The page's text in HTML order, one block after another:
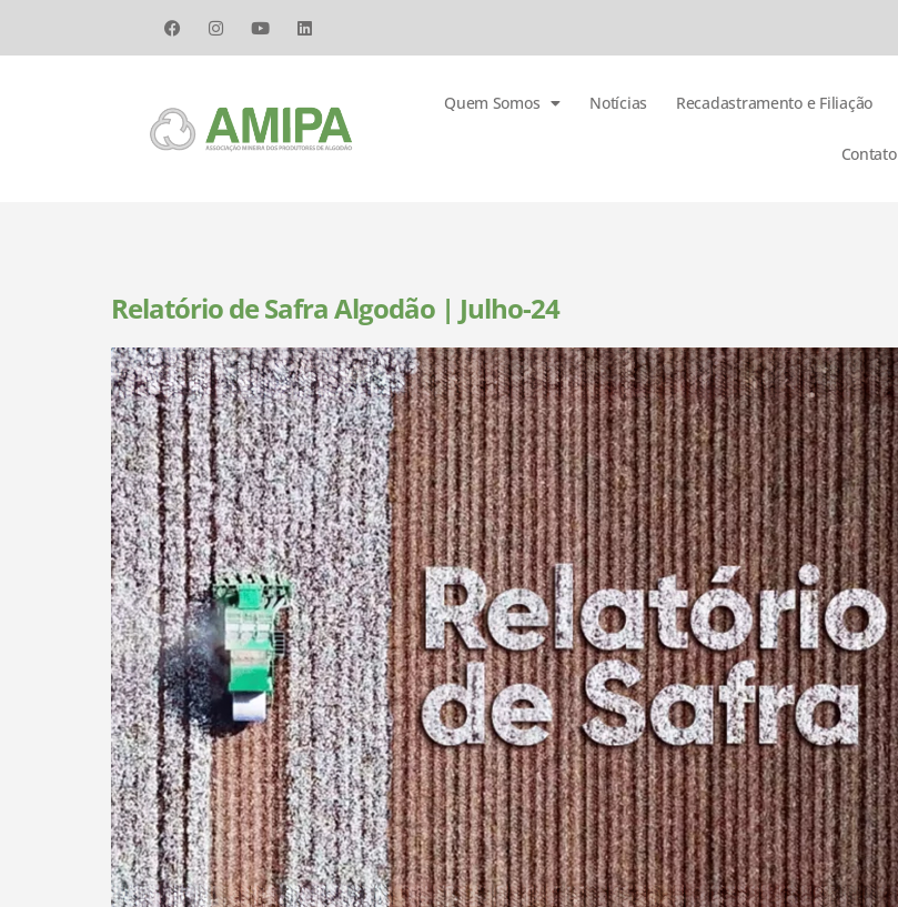
Quem Somos Notícias Recadastramento e Filiação
Contato
Relatório de Safra Algodão | Julho-24